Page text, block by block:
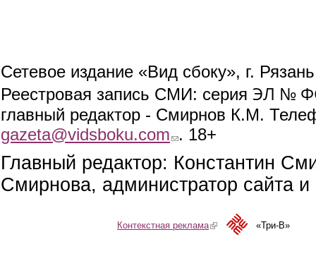
Сетевое издание «Вид сбоку», г.
Реестровая запись СМИ: серия ЭЛ №
главный редактор - Смирнов К.М.
gazeta@vidsboku.com (link sends e-mail)
. 18+
Главный редактор: Константин
Смирнова, администратор сайта
Контекстная реклама(link is external)«Три-В»